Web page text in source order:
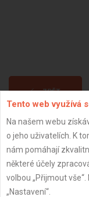
ZPĚT
Tento web využívá
Na našem webu
o jeho uživatelích. K
nám pomáhají
některé účely
volbou „Přijmout
„Nastavení“.